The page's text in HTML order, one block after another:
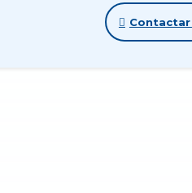
Contactar